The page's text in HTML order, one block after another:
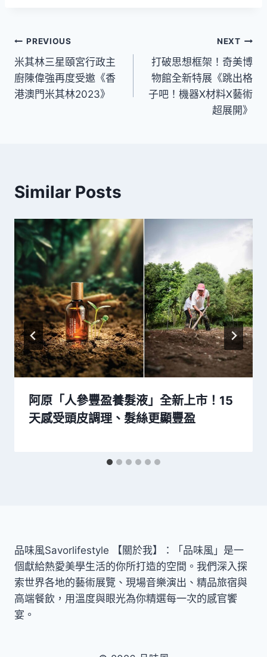
文
章
導
PREVIOUS
米其林三星頤宮行政主
廚陳偉強再度受邀《香
港澳門米其林2023》
NEXT
打破思想框架！奇美博
物館全新特展《跳出格
子吧！機器X材料X藝術
超展開》
Similar Posts
阿原「人參豐盈養髮液」全新上市！15
天感受頭皮調理、髮絲更顯豐盈
品味風Savorlifestyle 【關於我】：「品味風」是一
個獻給熱愛美學生活的你所打造的空間。我們深入探
索世界各地的藝術展覽、現場音樂演出、精品旅宿與
高端餐飲，用溫度與眼光為你精選每一次的感官饗
宴。